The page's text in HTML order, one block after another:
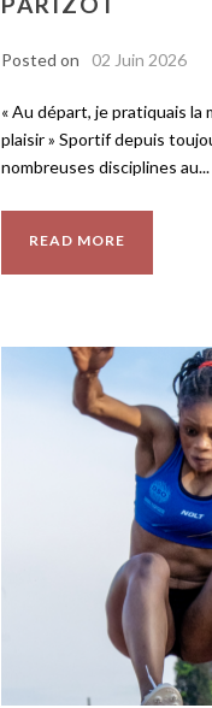
Posted on 02 Juin 2026
« Au départ, je pratiquais la
plaisir » Sportif depuis
nombreuses disciplines au...
READ MORE